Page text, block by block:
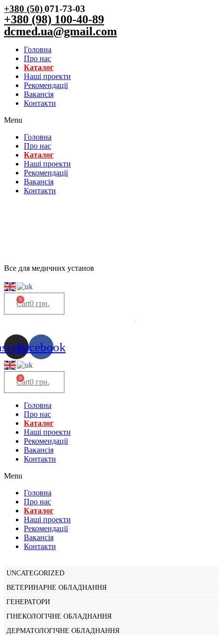
+380 (50)071-73-03
+380 (98) 100-40-89
dcmed.ua@gmail.com
Головна
Про нас
Каталог
Нашi проекти
Рекомендації
Вакансiя
Контакти
Menu
Головна
Про нас
Каталог
Нашi проекти
Рекомендації
Вакансiя
Контакти
Все для медичних установ
0 грн.
0
Cart
Facebook
0 грн.
0
Cart
Головна
Про нас
Каталог
Нашi проекти
Рекомендації
Вакансiя
Контакти
Menu
Головна
Про нас
Каталог
Нашi проекти
Рекомендації
Вакансiя
Контакти
UNCATEGORIZED
ВЕТЕРИНАРНЕ ОБЛАДНАННЯ
ГЕНЕРАТОРИ
ГІНЕКОЛОГІЧНЕ ОБЛАДНАННЯ
ДЕРМАТОЛОГІЧНЕ ОБЛАДНАННЯ